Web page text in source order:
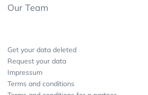
Our Team
Get your data deleted
Request your data
Impressum
Terms and conditions